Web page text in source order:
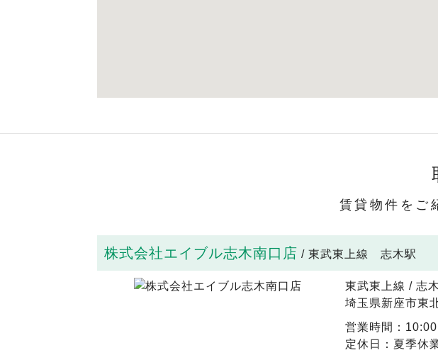
賃貸物件をご
株式会社エイブル志木南口店 / 東武東上線 志木駅
東武東上線 / 志
埼玉県新座市東
営業時間：
定休日：夏季休